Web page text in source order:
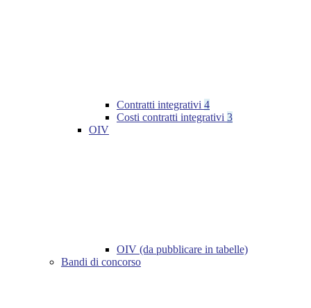
Contratti integrativi 4
Costi contratti integrativi 3
OIV
OIV (da pubblicare in tabelle)
Bandi di concorso